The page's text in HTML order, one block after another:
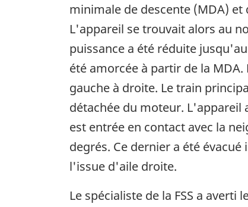
minimale de descente (MDA)
L'appareil se trouvait alors au
puissance a été réduite
été amorcée à partir de la
gauche à droite. Le train
détachée du moteur. L'appareil
est entrée en contact avec la
degrés. Ce dernier a été
l'issue d'aile droite.
Le spécialiste de la FSS a